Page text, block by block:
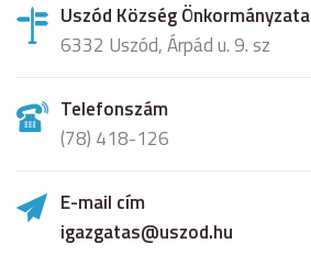
Uszód Község Önkormányzata
6332 Uszód, Árpád u. 9. sz
Telefonszám
(78) 418-126
E-mail cím
igazgatas@uszod.hu